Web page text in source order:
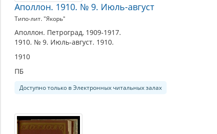
Аполлон. 1910. № 9. Июль-август
Типо-лит. "Якорь"
Аполлон. Петроград, 1909-1917.
1910. № 9. Июль-август. 1910.
1910
ПБ
Доступно только в Электронных читальных залах